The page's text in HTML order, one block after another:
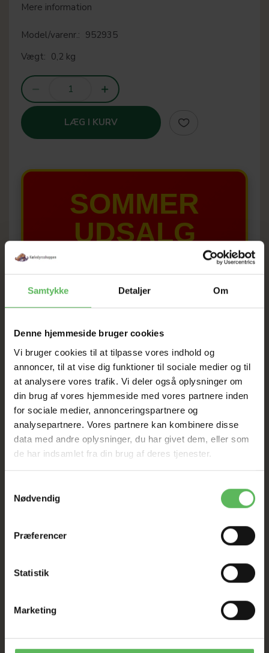
Samtykke Detaljer Om
Denne hjemmeside bruger cookies
Vi bruger cookies til at tilpasse vores indhold og
annoncer, til at vise dig funktioner til sociale medier og til
at analysere vores trafik. Vi deler også oplysninger om
din brug af vores hjemmeside med vores partnere inden
for sociale medier, annonceringspartnere og
analysepartnere. Vores partnere kan kombinere disse
data med andre oplysninger, du har givet dem, eller som
de har indsamlet fra din brug af deres tjenester.
Nødvendig
Præferencer
Statistik
Marketing
Mere information
Model/varenr.: 952935
Vægt: 0,2 kg
LÆG I KURV
SOMMER
UDSALG
TIL D. 8 AUGUST
HELE WEBSHOPPEN ER
SAT NED
Tilbud GÆLDER IKKE
I FYSISK BUTIKKERE
for opdrætteren at identificere de nyfødte hvalpe, hver
hvalp har sin egen farve.
Halsbåndene er sikre, giftfri, farveægte, vaskbare og kan